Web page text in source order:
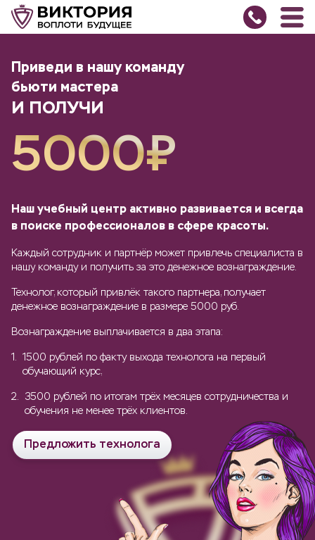
Приведи в нашу команду
бьюти мастера
И ПОЛУЧИ
5000₽
Наш учебный центр активно развивается и всегда
в поиске профессионалов в сфере красоты.
Каждый сотрудник и партнёр может привлечь специалиста в
нашу команду и получить за это денежное вознаграждение.
Технолог, который привлёк такого партнера, получает
денежное вознаграждение в размере 5000 руб.
Вознаграждение выплачивается в два этапа:
1.
1500 рублей по факту выхода технолога на первый
обучающий курс,
2.
3500 рублей по итогам трёх месяцев сотрудничества и
обучения не менее трёх клиентов.
Предложить технолога